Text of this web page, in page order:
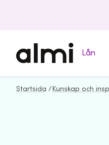
Lån
Startsida / Kunskap och